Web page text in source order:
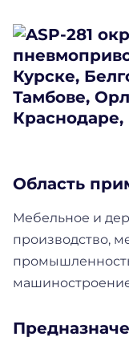
Область
Мебельное и
производство,